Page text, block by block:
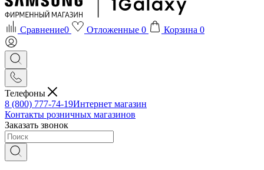
Сравнение0 Отложенные 0 Корзина 0
Телефоны
8 (800) 777-74-19Интернет магазин
Контакты розничных магазинов
Заказать звонок